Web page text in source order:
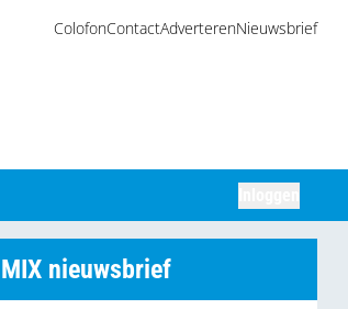
ColofonContactAdverterenNieuwsbrief
MIX nieuwsbrief